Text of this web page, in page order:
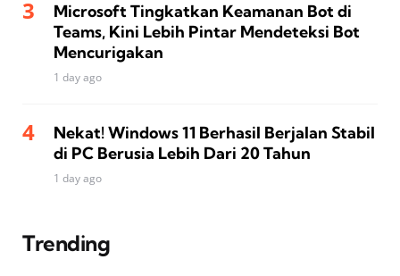
Microsoft Tingkatkan Keamanan Bot di
Teams, Kini Lebih Pintar Mendeteksi Bot
Mencurigakan
1 day ago
Nekat! Windows 11 Berhasil Berjalan Stabil
di PC Berusia Lebih Dari 20 Tahun
1 day ago
Trending